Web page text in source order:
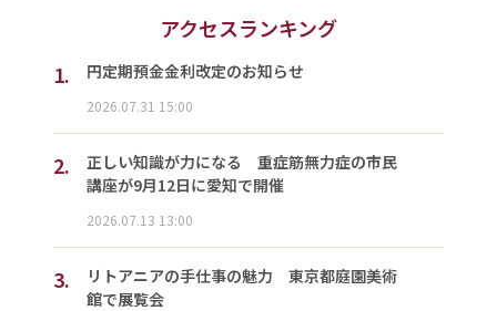
アクセスランキング
1.
円定期預金金利改定のお知らせ
2026.07.31 15:00
2.
正しい知識が力になる 重症筋無力症の市民
講座が9月12日に愛知で開催
2026.07.13 13:00
3.
リトアニアの手仕事の魅力 東京都庭園美術
館で展覧会